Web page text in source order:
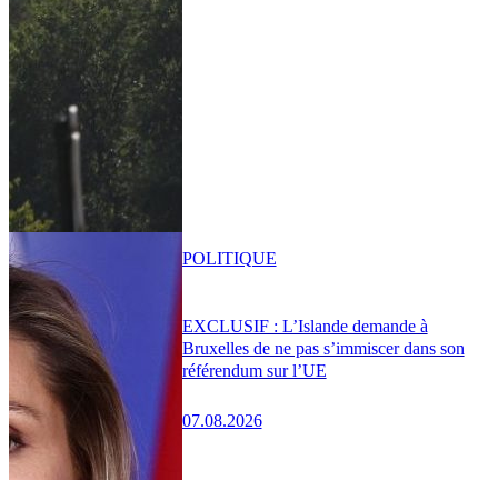
EXCLUSIF : L’Islande demande à
Bruxelles de ne pas s’immiscer dans son
référendum sur l’UE
07.08.2026
POLITIQUE